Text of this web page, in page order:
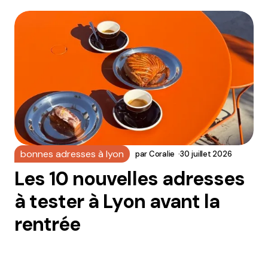
bonnes adresses à lyon parCoralie 30 juillet 2026
Les 10 nouvelles adresses
à tester à Lyon avant la
rentrée